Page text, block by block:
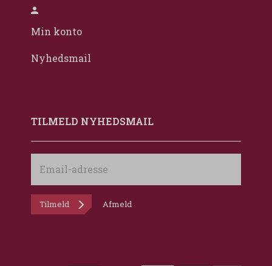
Min konto
Nyhedsmail
TILMELD NYHEDSMAIL
adresse
Tilmeld Afmeld